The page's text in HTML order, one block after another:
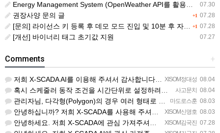
07.30
Energy Management System (OpenWeather API를 활용한 날씨 정보 조회)
+1 07.28
권장사양 문의 글
+1 07.28
[문의] 라이선스 키 등록 후 데모 모드 진입 및 10분 후 자동 종료 현상
07.27
[개선] 바이너리 태그 초기값 지원
+
Comments
XISOM정대성 08.04
저희 X-SCADA AI를 이용해 주셔서 감사합니다. 문의 사항에 대하여 답변드리겠습니다. 문의하신 내용을 …
사고문치 08.04
혹시 스케줄러 동작 조건을 시간단위로 설정하려면 일단위를 여러개 설정하는거 말고 방법이 있을까요?
마도로스훈 08.03
관리자님, 다각형(Polygon)의 경우 여러 형태로 도형을 그려서 첫 점과 끝 점을 이었음에도 불구하고 완…
XISOM신명호 08.03
안녕하십니까? 저희 X-SCADA를 사용해 주셔서 감사합니다. 문의하신 리스트뷰의 열 구성 변경 기능에 대해…
XISOM김국진 07.28
안녕하세요. 저희 X-SCADA에 관심 가져주셔서 감사합니다. 자이솜 웹사이트의 X-SCADA AI 소개 페…